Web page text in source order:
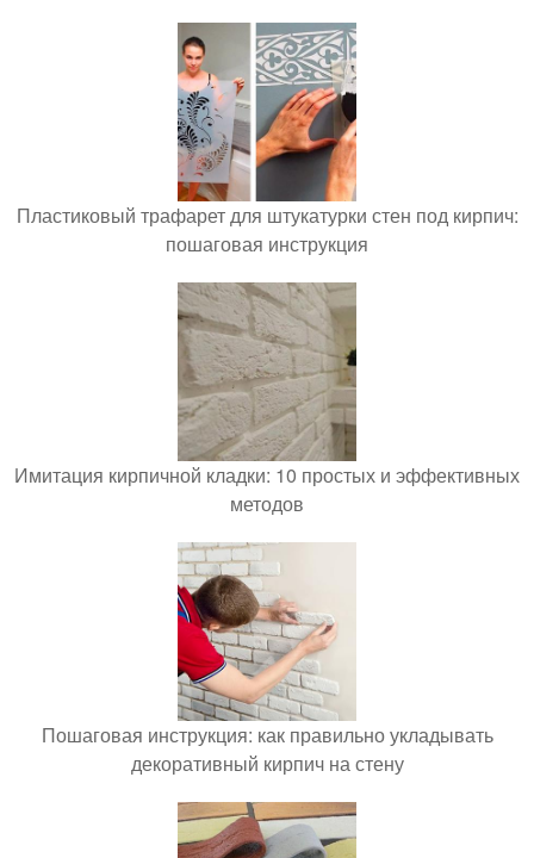
Пластиковый трафарет для штукатурки стен под кирпич:
пошаговая инструкция
Имитация кирпичной кладки: 10 простых и эффективных
методов
Пошаговая инструкция: как правильно укладывать
декоративный кирпич на стену